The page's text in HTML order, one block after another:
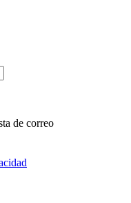
de correo